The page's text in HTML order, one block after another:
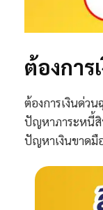
ต้องการ
ต้องการเงินด่ว
ปัญหาภาระหนี้สิ
ปัญหาเงินขาดมื